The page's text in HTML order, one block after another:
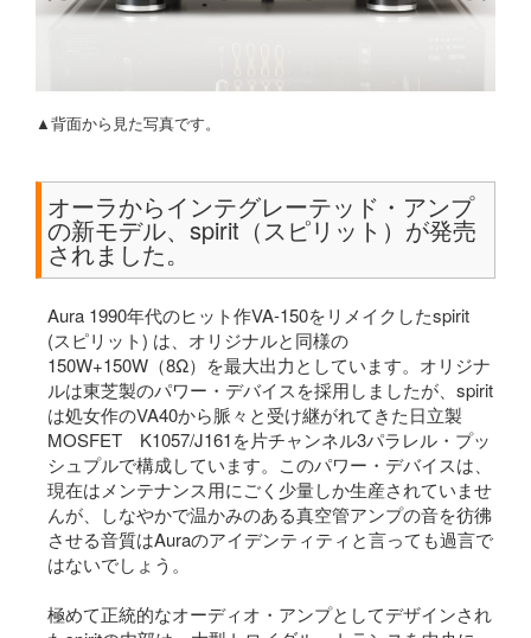
▲背面から見た写真です。
オーラからインテグレーテッド・アンプ
の新モデル、spirit（スピリット）が発売
されました。
Aura 1990年代のヒット作VA-150をリメイクしたspirit
(スピリット) は、オリジナルと同様の
150W+150W（8Ω）を最大出力としています。オリジナ
ルは東芝製のパワー・デバイスを採用しましたが、spirit
は処女作のVA40から脈々と受け継がれてきた日立製
MOSFET K1057/J161を片チャンネル3パラレル・プッ
シュプルで構成しています。このパワー・デバイスは、
現在はメンテナンス用にごく少量しか生産されていませ
んが、しなやかで温かみのある真空管アンプの音を彷彿
させる音質はAuraのアイデンティティと言っても過言で
はないでしょう。
極めて正統的なオーディオ・アンプとしてデザインされ